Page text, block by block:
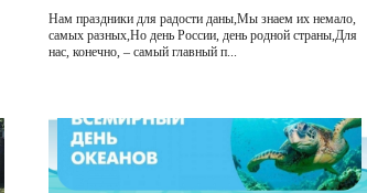
Нам праздники для радости даны,Мы знаем их немало,
самых разных,Но день России, день родной страны,Для
нас, конечно, – самый главный п...